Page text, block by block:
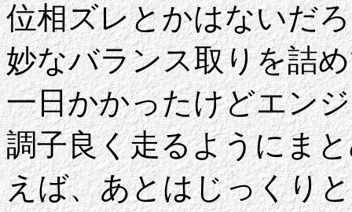
位相ズレとかはないだ
妙なバランス取りを詰
一日かかったけどエン
調子良く走るようにま
えば、あとはじっくり